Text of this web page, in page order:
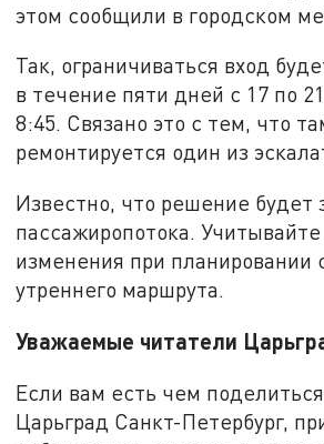
этом сообщили в городском
Так, ограничиваться вход
в течение пяти дней с 17 по
8:45. Связано это с тем, что
ремонтируется один из
Известно, что решение будет
пассажиропотока.
изменения при планировании
утреннего маршрута.
Уважаемые читатели
Если вам есть чем
Царьград Санкт-Петербург,